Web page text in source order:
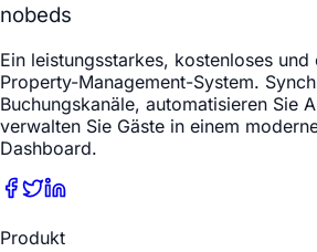
nobeds
Ein leistungsstarkes, kostenloses
Property-Management-System.
Buchungskanäle, automatisieren Sie
verwalten Sie Gäste in einem
Dashboard.
Produkt